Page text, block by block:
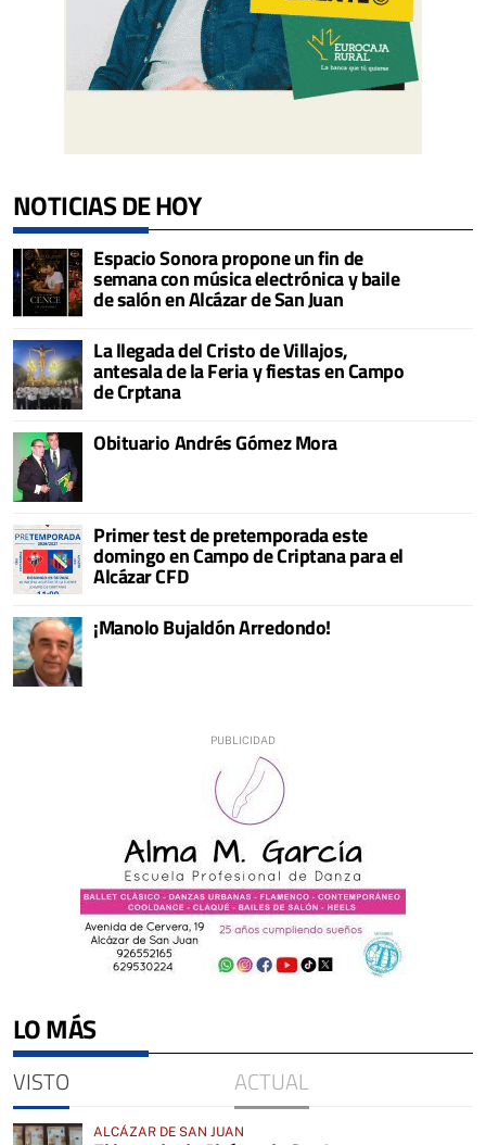
NOTICIAS DE HOY
Espacio Sonora propone un fin de
semana con música electrónica y baile
de salón en Alcázar de San Juan
La llegada del Cristo de Villajos,
antesala de la Feria y fiestas en Campo
de Crptana
Obituario Andrés Gómez Mora
Primer test de pretemporada este
domingo en Campo de Criptana para el
Alcázar CFD
¡Manolo Bujaldón Arredondo!
LO MÁS
VISTO ACTUAL
ALCÁZAR DE SAN JUAN